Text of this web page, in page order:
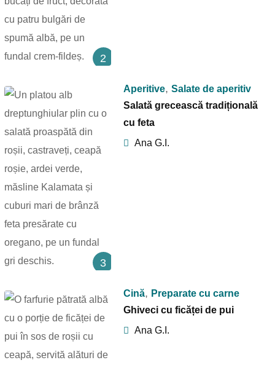
2
3
Aperitive, Salate de aperitiv
Salată grecească tradițională
cu feta
Ana G.I.
Cină, Preparate cu carne
Ghiveci cu ficăței de pui
Ana G.I.